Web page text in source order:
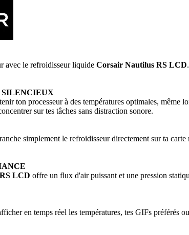
avec le refroidisseur liquide Corsair Nautilus RS LCD
ton processeur à des températures optimales, même
sur tes tâches sans distraction sonore.
simplement le refroidisseur directement sur ta
LCD offre un flux d'air puissant et une pression
en temps réel les températures, tes GIFs